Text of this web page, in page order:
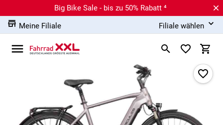
Big Bike Sale - bis zu 50% Rabatt ⁴
Meine Filiale
Filiale wählen